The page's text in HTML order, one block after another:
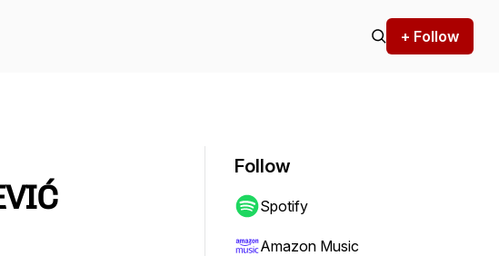
+ Follow
Follow
Spotify
Amazon Music